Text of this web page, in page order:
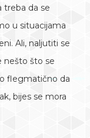
treba da se
u situacijama
Ali, naljutiti se
nešto što se
flegmatično da
bijes se mora